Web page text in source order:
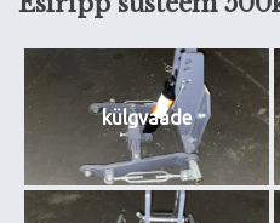
külgvaade